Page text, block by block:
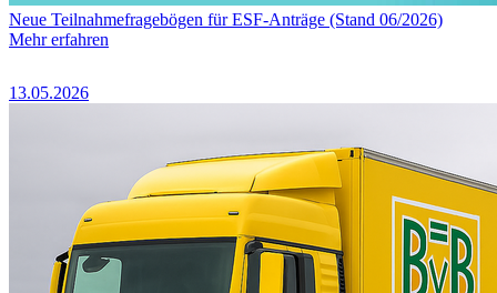
Neue Teilnahmefragebögen für ESF-Anträge (Stand 06/2026)
Mehr erfahren
13.05.2026